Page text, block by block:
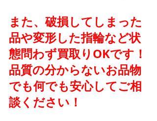
また、破損してしまった
品や変形した指輪など状
態問わず買取りOKです！
品質の分からないお品物
でも何でも安心してご相
談ください！